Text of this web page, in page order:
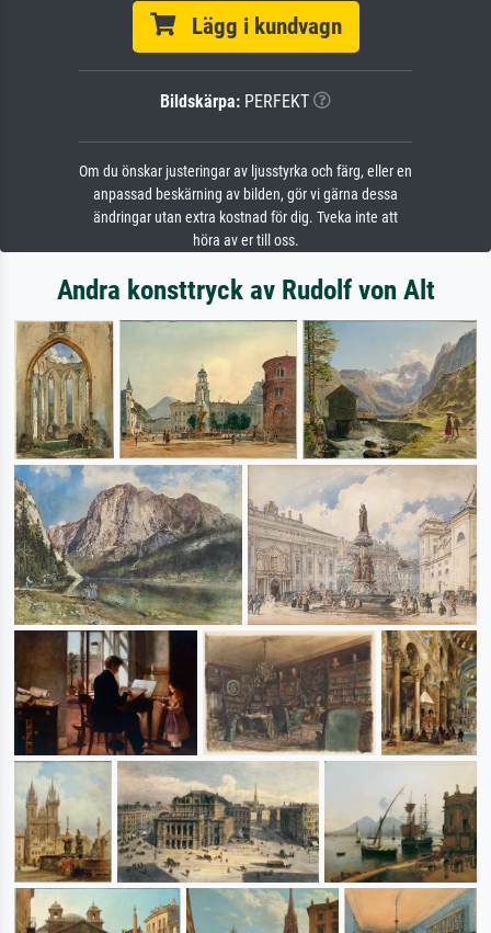
Lägg i kundvagn
Bildskärpa: PERFEKT
Om du önskar justeringar av ljusstyrka och färg, eller en
anpassad beskärning av bilden, gör vi gärna dessa
ändringar utan extra kostnad för dig. Tveka inte att
höra av er till oss.
Andra konsttryck av Rudolf von Alt